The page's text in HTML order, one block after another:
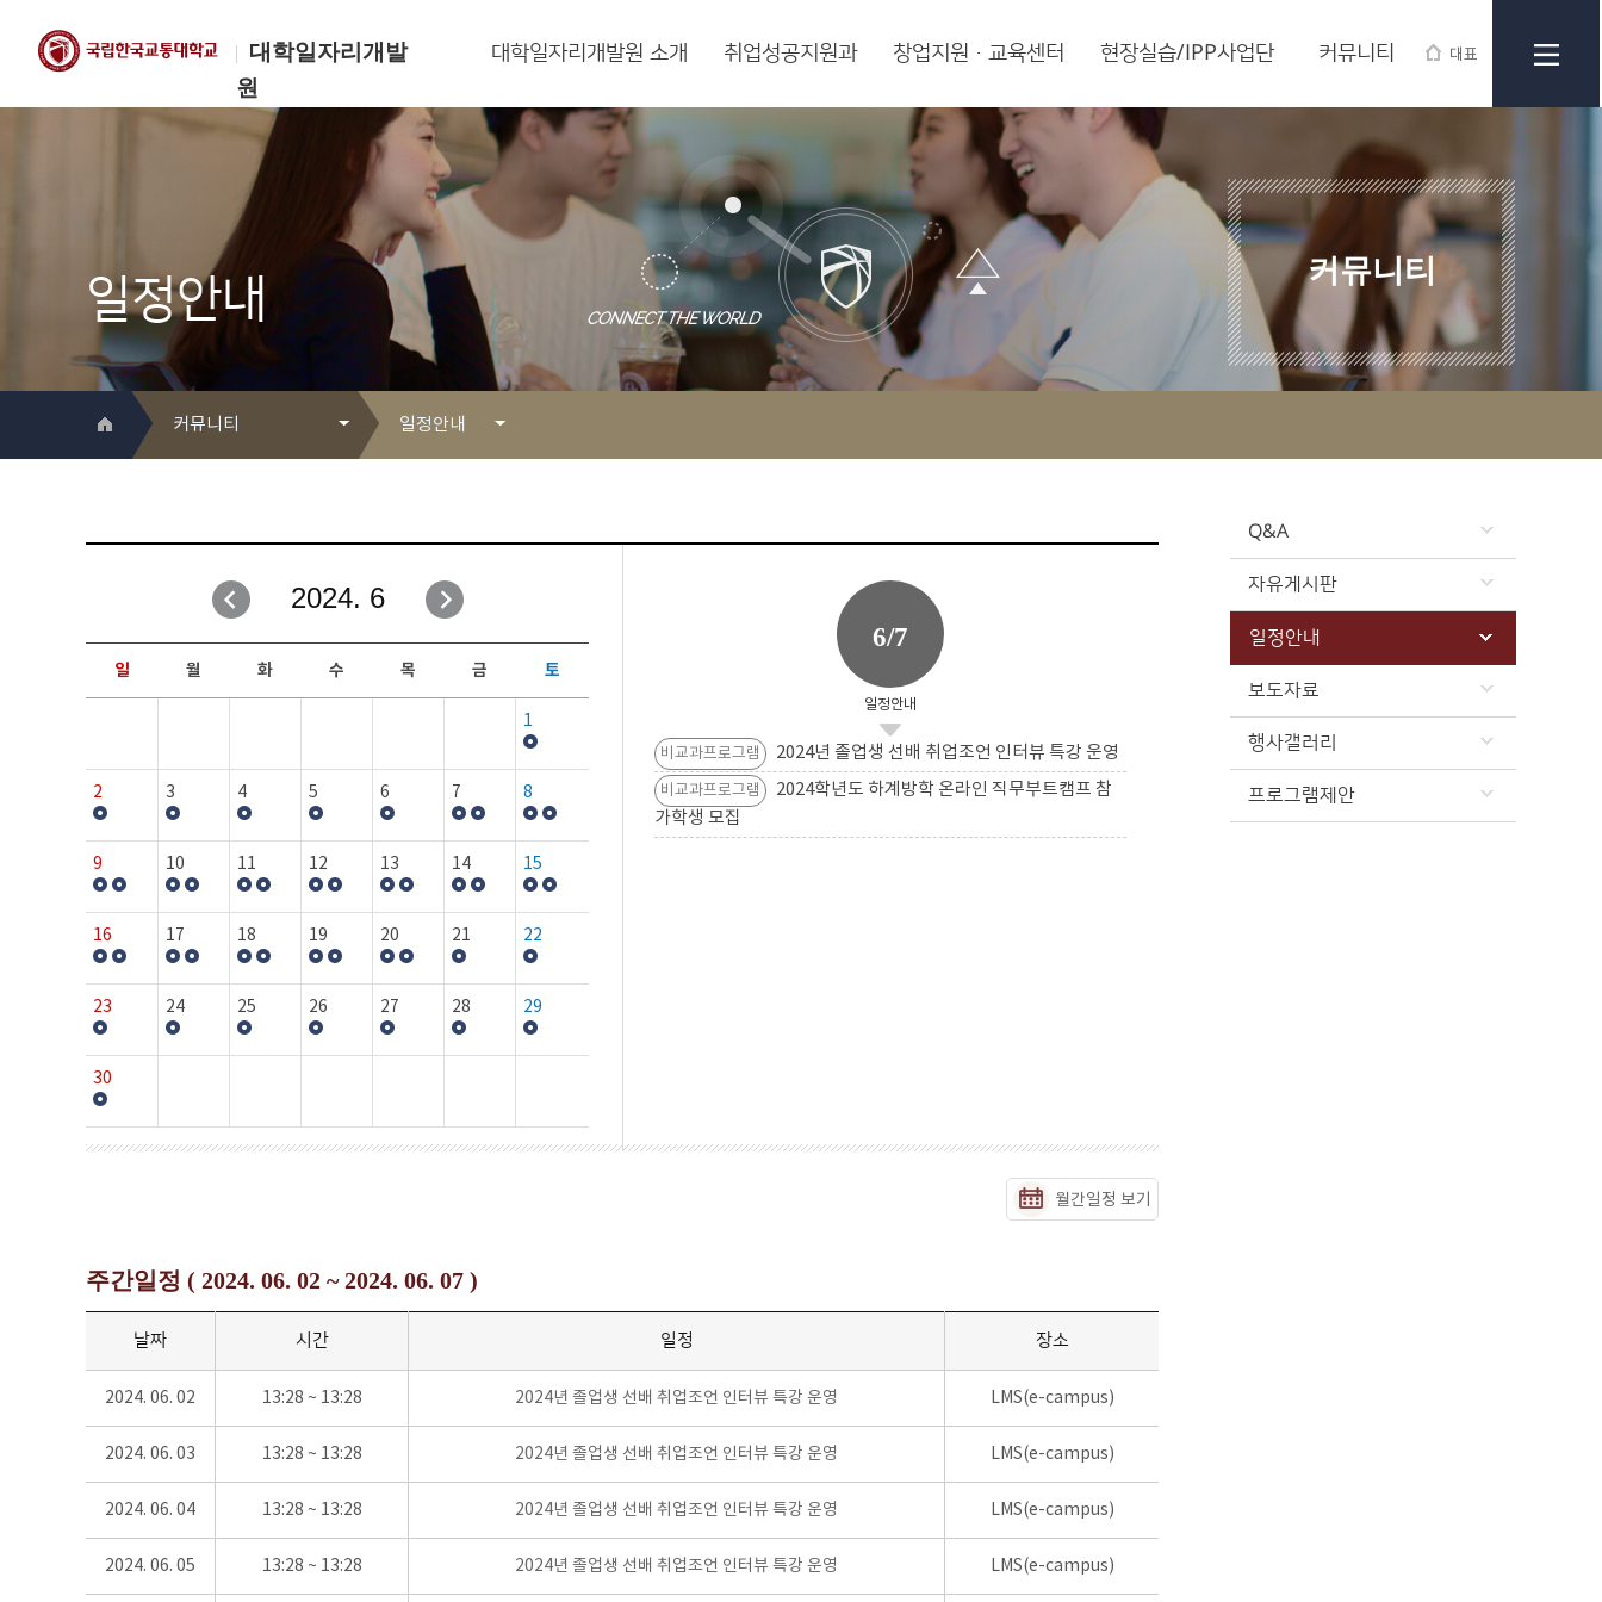
대학일자리개발
원
대표
한국교통대학교
대학일자리개발원
대학일자리개발원 소개 취업성공지원과 창업지원·교육센터 현장실습/IPP사업단 커뮤니티
일정안내
커뮤니티
커뮤니티
취업성공지원과
창업지원·교육센터
현장실습/IPP사업단
커뮤니티
일정안내
자유게시판
일정안내
보도자료
행사갤러리
Q&A
자유게시판
일정안내
보도자료
행사갤러리
프로그램제안
2024. 6
일 월 화 수 목 금 토
1
2 3 4 5 6 7 8
9 10 11 12 13 14 15
16 17 18 19 20 21 22
23 24 25 26 27 28 29
30
6/7
일정안내
비교과프로그램 2024년 졸업생 선배 취업조언 인터뷰 특강 운영
비교과프로그램
2024학년도 하계방학 온라인 직무부트캠프 참
가학생 모집
월간일정 보기
주간일정 ( 2024. 06. 02 ~ 2024. 06. 07 )
날짜 시간 일정 장소
2024. 06. 02 13:28 ~ 13:28 2024년 졸업생 선배 취업조언 인터뷰 특강 운영 LMS(e-campus)
2024. 06. 03 13:28 ~ 13:28 2024년 졸업생 선배 취업조언 인터뷰 특강 운영 LMS(e-campus)
2024. 06. 04 13:28 ~ 13:28 2024년 졸업생 선배 취업조언 인터뷰 특강 운영 LMS(e-campus)
2024. 06. 05 13:28 ~ 13:28 2024년 졸업생 선배 취업조언 인터뷰 특강 운영 LMS(e-campus)